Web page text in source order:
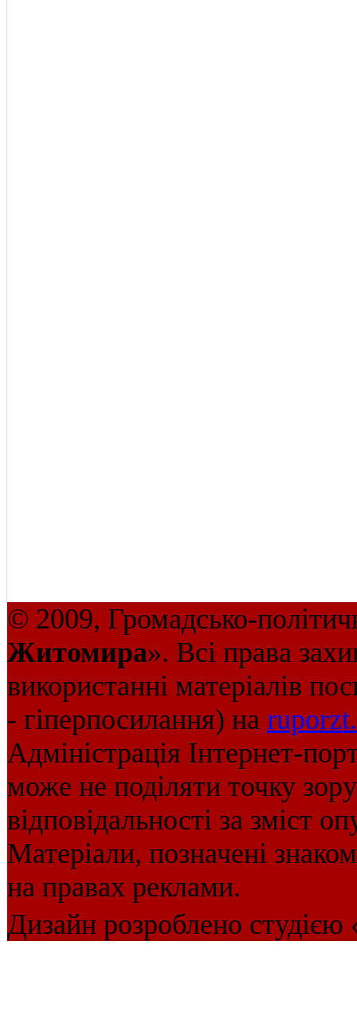
© 2009, Громадсько-
Житомира». Всі права
використанні матеріалів
- гіперпосилання) на
Адміністрація Інтернет-
може не поділяти точку
відповідальності за зміст
Матеріали, позначені
на правах реклами.
Дизайн розроблено студією